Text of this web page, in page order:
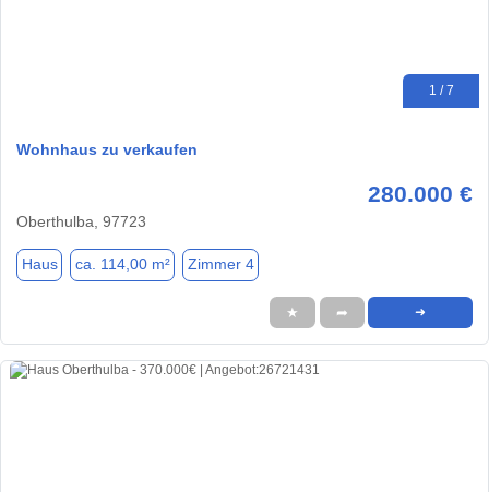
1 / 7
Wohnhaus zu verkaufen
280.000 €
Oberthulba, 97723
Haus ca. 114,00 m² Zimmer 4
★ ➦ ➜